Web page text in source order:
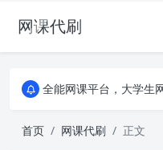
网课代刷
AI论文写作平台，根据
全能网课平台，大学生网课、成教
全能网课平台，大学生网课、成教
首页 网课代刷 正文